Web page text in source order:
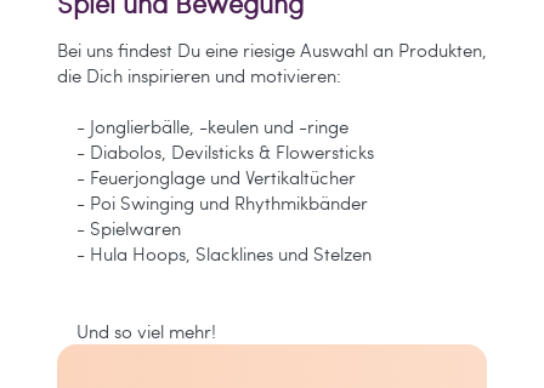
Bei uns findest Du eine riesige Auswahl an Produkten,
die Dich inspirieren und motivieren:
- Jonglierbälle, -keulen und -ringe
- Diabolos, Devilsticks & Flowersticks
- Feuerjonglage und Vertikaltücher
- Poi Swinging und Rhythmikbänder
- Spielwaren
- Hula Hoops, Slacklines und Stelzen
Und so viel mehr!